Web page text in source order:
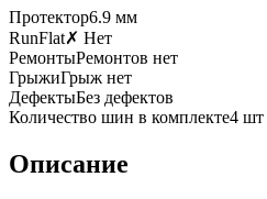
Протектор6.9 мм
RunFlat✗ Нет
РемонтыРемонтов нет
ГрыжиГрыж нет
ДефектыБез дефектов
Количество шин в комплекте4 шт
Описание